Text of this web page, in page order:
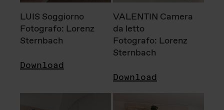
LUIS Soggiorno
Fotografo: Lorenz
Sternbach
Download
VALENTIN Camera
da letto
Fotografo: Lorenz
Sternbach
Download